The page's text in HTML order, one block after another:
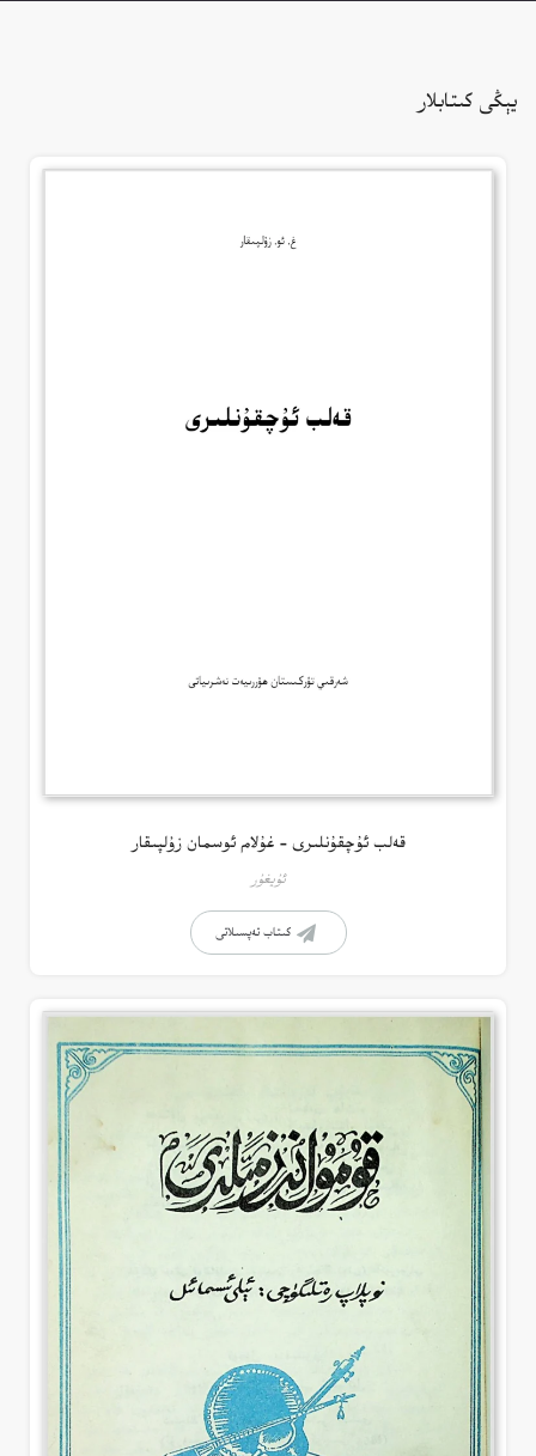
يېڭى كىتابلار
قەلب ئۇچقۇنلىرى – غۇلام ئوسمان زۇلپىقار
ئۇيغۇر
كىتاب تەپسىلاتى